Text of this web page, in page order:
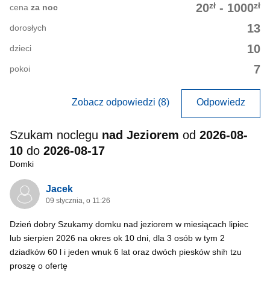
20zł - 1000zł
cena za noc
13
dorosłych
10
dzieci
7
pokoi
Zobacz odpowiedzi (8) Odpowiedz
Szukam noclegu nad Jeziorem od 2026-08-
10 do 2026-08-17
Domki
Jacek
09 stycznia, o 11:26
Dzień dobry Szukamy domku nad jeziorem w miesiącach lipiec
lub sierpien 2026 na okres ok 10 dni, dla 3 osób w tym 2
dziadków 60 l i jeden wnuk 6 lat oraz dwóch piesków shih tzu
proszę o ofertę